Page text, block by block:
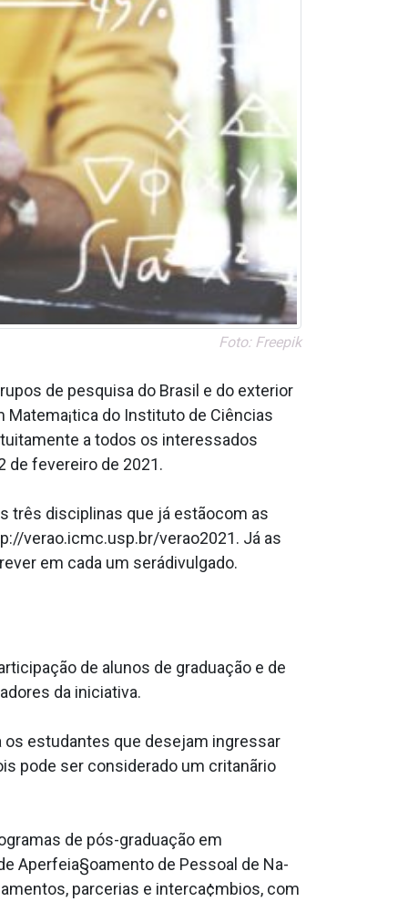
Foto: Freepik
de pesquisa do Brasil e do exterior
do Instituto de Ciências
a todos os interessados
de fevereiro de 2021.
três disciplinas que já estãocom as
verao.icmc.usp.br/verao2021. Já as
em cada um serádivulgado.
de alunos de graduação e de
da iniciativa.
estudantes que desejam ingressar
pode ser considerado um critanãrio
de pós-graduação em
Aperfeia§oamento de Pessoal de Na­
parcerias e interca¢mbios, com